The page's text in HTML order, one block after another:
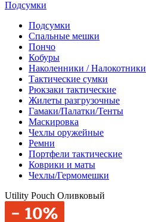
Подсумки
Подсумки
Спальные мешки
Пончо
Кобуры
Наколенники / Налокотники
Тактические сумки
Рюкзаки тактические
Жилеты разгрузочные
Гамаки/Палатки/Тенты
Маскировка
Чехлы оружейные
Ремни
Портфели тактические
Коврики и маты
Чехлы/Гермомешки
Utility Pouch Оливковый